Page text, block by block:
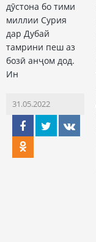
дӯстона бо тими
миллии Сурия
дар Дубай
тамрини пеш аз
бозӣ анҷом дод.
Ин
31.05.2022